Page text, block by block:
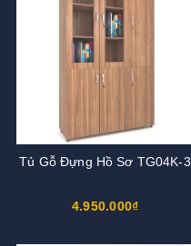
Tủ Gỗ Đựng Hồ Sơ TG04K-3
4.950.000₫